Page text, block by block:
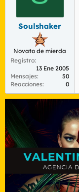
Soulshaker
Novato de mierda
Registro
13 Ene 2005
Mensajes
50
Reacciones
0